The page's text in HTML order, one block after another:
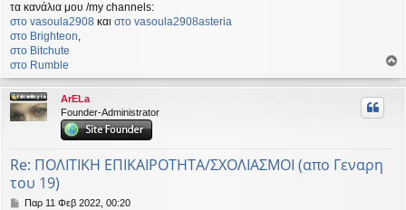
τα κανάλια μου /my channels:
στο vasoula2908 και στο vasoula2908asteria
στο Βrighteon,
στο Bitchute
στο Rumble
ο
ρ
ArELa
Founder-Administrator
Re: ΠΟΛΙΤΙΚΗ ΕΠΙΚΑΙΡΟΤΗΤΑ/ΣΧΟΛΙΑΣΜΟΙ (απο Γεναρη
του 19)
ΔΠαρ 11 Φεβ 2022, 00:20